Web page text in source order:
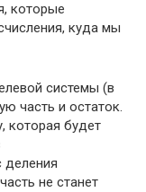
которые
куда мы
системы (в
часть и остаток.
которая будет
деления
не станет